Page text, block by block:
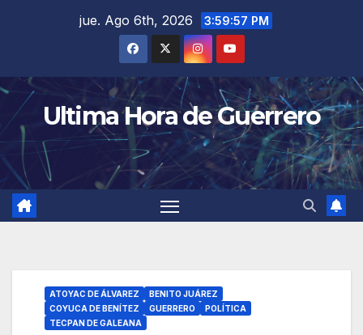
jue. Ago 6th, 2026 3:59:58 PM
Ultima Hora de Guerrero
ATOYAC DE ÁLVAREZ
BENITO JUÁREZ
COYUCA DE BENÍTEZ
GUERRERO
POLÍTICA
TECPAN DE GALEANA